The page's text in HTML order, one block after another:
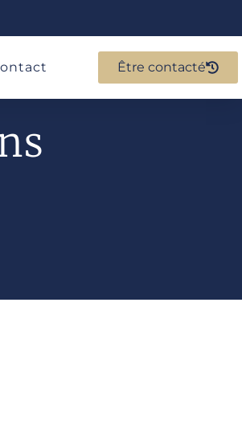
Être contacté